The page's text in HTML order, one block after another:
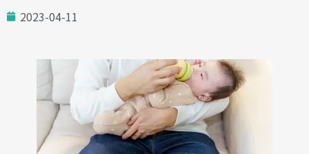
2023-04-11